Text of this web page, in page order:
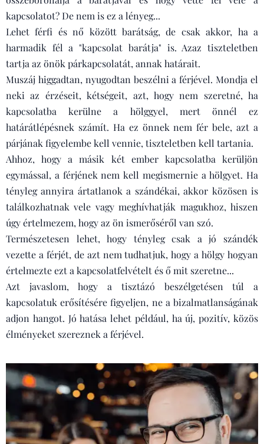
kapcsolatot? De nem is ez a lényeg...
Lehet férfi és nő között barátság, de csak akkor, ha a
harmadik fél a "kapcsolat barátja" is. Azaz tiszteletben
tartja az önök párkapcsolatát, annak határait.
Muszáj higgadtan, nyugodtan beszélni a férjével. Mondja el
neki az érzéseit, kétségeit, azt, hogy nem szeretné, ha
kapcsolatba kerülne a hölggyel, mert önnél ez
határátlépésnek számít. Ha ez önnek nem fér bele, azt a
párjának figyelembe kell vennie, tiszteletben kell tartania.
Ahhoz, hogy a másik két ember kapcsolatba kerüljön
egymással, a férjének nem kell megismernie a hölgyet. Ha
tényleg annyira ártatlanok a szándékai, akkor közösen is
találkozhatnak vele vagy meghívhatják magukhoz, hiszen
úgy értelmezem, hogy az ön ismerőséről van szó.
Természetesen lehet, hogy tényleg csak a jó szándék
vezette a férjét, de azt nem tudhatjuk, hogy a hölgy hogyan
értelmezte ezt a kapcsolatfelvételt és ő mit szeretne...
Azt javaslom, hogy a tisztázó beszélgetésen túl a
kapcsolatuk erősítésére figyeljen, ne a bizalmatlanságának
adjon hangot. Jó hatása lehet például, ha új, pozitív, közös
élményeket szereznek a férjével.